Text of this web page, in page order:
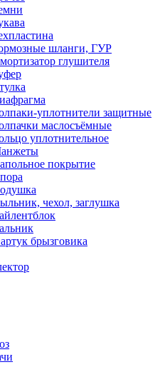
шланги, ГУР
глушителя
уплотнители защитные
маслосъёмные
уплотнительное
покрытие
чехол, заглушка
брызговика